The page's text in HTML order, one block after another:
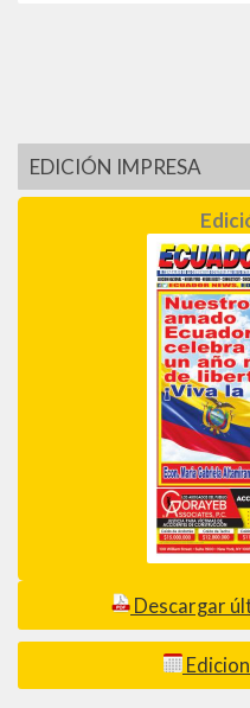
EDICIÓN IMPRESA
Descargar